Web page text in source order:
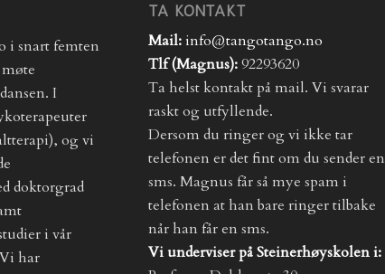
i snart femten
I
og vi
doktorgrad
i vår
har
TA KONTAKT
Mail:info@tangotango.no
Tlf (Magnus):92293620
Ta helst kontakt på mail. Vi svarar
raskt og utfyllende.
Dersom du ringer og vi ikke tar
telefonen er det fint om du sender en
sms. Magnus får så mye spam i
telefonen at han bare ringer tilbake
når han får en sms.
Vi underviser på Steinerhøyskolen i: